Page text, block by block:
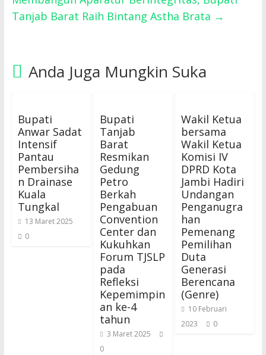
Tanjab Barat Raih Bintang Astha Brata →
Anda Juga Mungkin Suka
Bupati
Anwar Sadat
Intensif
Pantau
Pembersiha
n Drainase
Kuala
Tungkal
13 Maret 2025
0
Bupati
Tanjab
Barat
Resmikan
Gedung
Petro
Berkah
Pengabuan
Convention
Center dan
Kukuhkan
Forum TJSLP
pada
Refleksi
Kepemimpin
an ke-4
tahun
3 Maret 2025
0
Wakil Ketua
bersama
Wakil Ketua
Komisi IV
DPRD Kota
Jambi Hadiri
Undangan
Penganugra
han
Pemenang
Pemilihan
Duta
Generasi
Berencana
(Genre)
10 Februari
2023
0